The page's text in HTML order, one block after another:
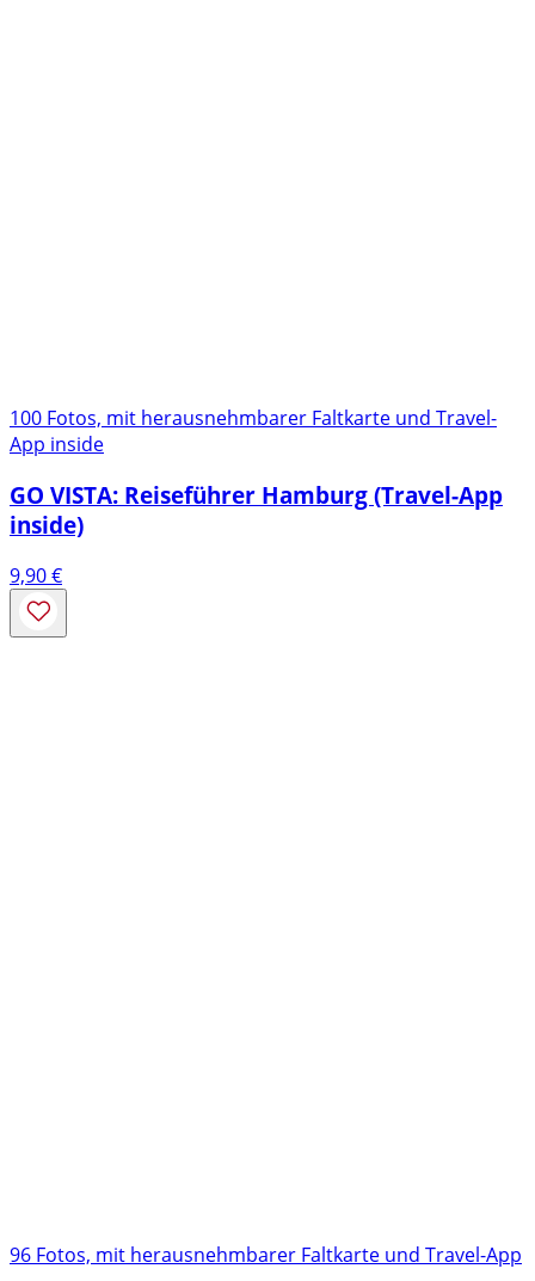
100 Fotos, mit herausnehmbarer Faltkarte und Travel-
App inside
GO VISTA: Reiseführer Hamburg (Travel-App
inside)
9,90€
96 Fotos, mit herausnehmbarer Faltkarte und Travel-App